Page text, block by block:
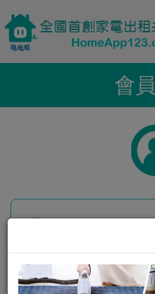
會
我的評價: 0